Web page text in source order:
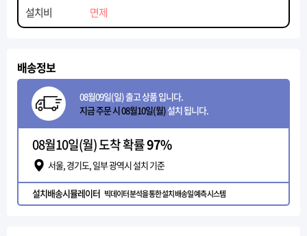
설치비
면제
배송정보
08월09일(일) 출고 상품 입니다.
지금 주문 시 08월10일(월)설치 됩니다.
08월10일(월) 도착 확률97%
서울, 경기도, 일부 광역시 설치 기준
설치배송시뮬레이터 빅데이터 분석을 통한 설치 배송일 예측 시스템